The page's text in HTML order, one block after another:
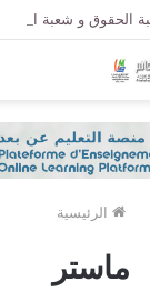
الرئيسية
ماستر